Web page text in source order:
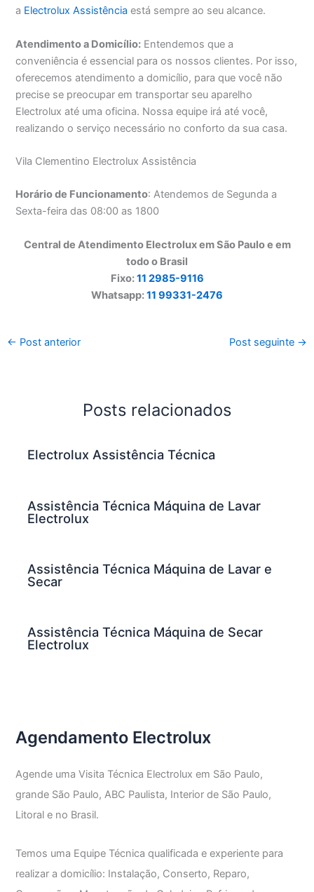
a Electrolux Assistência está sempre ao seu alcance.
Atendimento a Domicílio: Entendemos que a
conveniência é essencial para os nossos clientes. Por isso,
oferecemos atendimento a domicílio, para que você não
precise se preocupar em transportar seu aparelho
Electrolux até uma oficina. Nossa equipe irá até você,
realizando o serviço necessário no conforto da sua casa.
Vila Clementino Electrolux Assistência
Horário de Funcionamento: Atendemos de Segunda a
Sexta-feira das 08:00 as 1800
Central de Atendimento Electrolux em São Paulo e em
todo o Brasil
Fixo:11 2985-9116
Whatsapp:11 99331-2476
← Post anterior Post seguinte →
Posts relacionados
Electrolux Assistência Técnica
Assistência Técnica Máquina de Lavar
Electrolux
Assistência Técnica Máquina de Lavar e
Secar
Assistência Técnica Máquina de Secar
Electrolux
Agendamento Electrolux
Agende uma Visita Técnica Electrolux em São Paulo,
grande São Paulo, ABC Paulista, Interior de São Paulo,
Litoral e no Brasil.
Temos uma Equipe Técnica qualificada e experiente para
realizar a domicílio: Instalação, Conserto, Reparo,